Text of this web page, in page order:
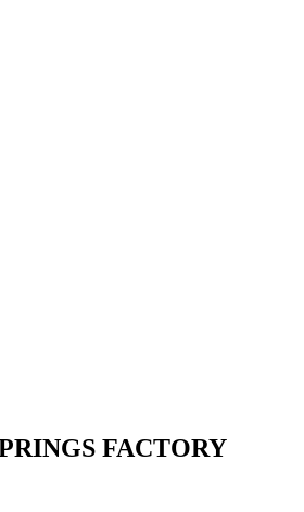
FACTORY